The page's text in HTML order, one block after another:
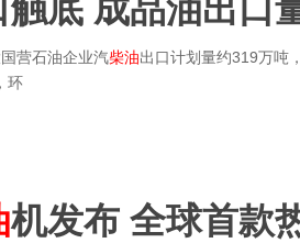
触底 成品油出口
营石油企业汽柴油出口计划量约319万吨
环
机发布 全球首款